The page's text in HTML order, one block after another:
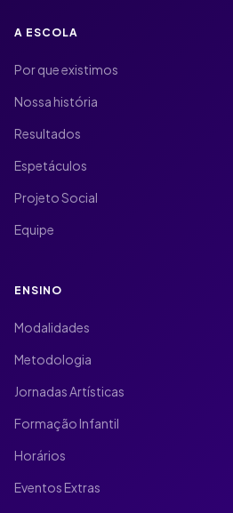
A ESCOLA
Por que existimos
Nossa história
Resultados
Espetáculos
Projeto Social
Equipe
ENSINO
Modalidades
Metodologia
Jornadas Artísticas
Formação Infantil
Horários
Eventos Extras